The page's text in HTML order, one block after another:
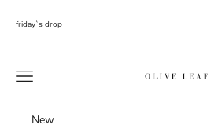
friday`s drop
Navigation menu
New